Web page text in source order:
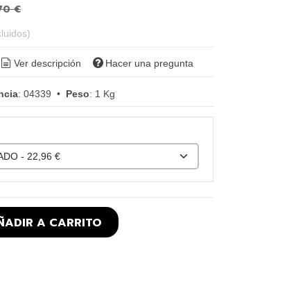
€
Ver descripción Hacer una pregunta
: 04339 • Peso: 1 Kg
A CARRITO